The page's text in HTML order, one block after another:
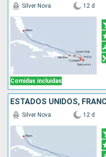
Comidas incluidas
Silver Nova 12 d
Silver Nova 12 d